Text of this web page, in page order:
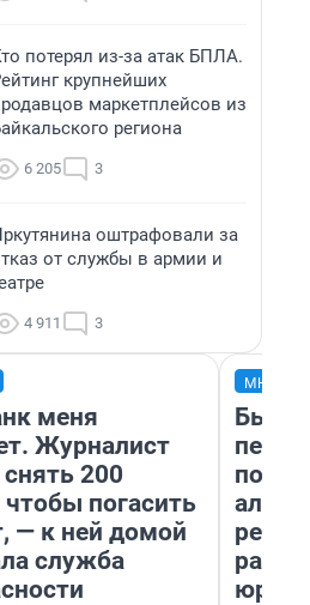
потерял из-за атак БПЛА.
крупнейших
маркетплейсов из
региона
6 205 3
оштрафовали за
от службы в армии и
4 911 3
меня
Журналист
снять 200
погасить
— к ней домой
служба
Был